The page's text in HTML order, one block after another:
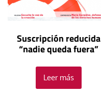
Suscripción reducida
“nadie queda fuera”
Leer más